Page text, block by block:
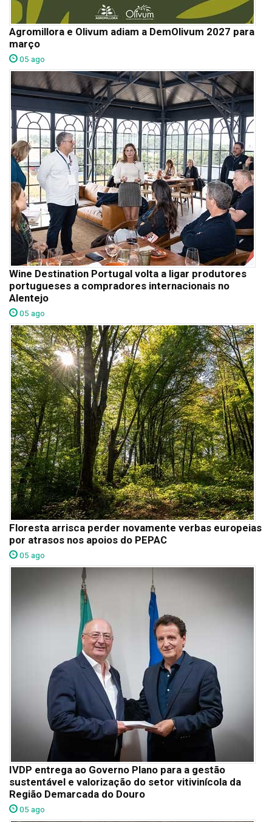
Agromillora e Olivum adiam a DemOlivum 2027 para
março
05 ago
Wine Destination Portugal volta a ligar produtores
portugueses a compradores internacionais no
Alentejo
05 ago
Floresta arrisca perder novamente verbas europeias
por atrasos nos apoios do PEPAC
05 ago
IVDP entrega ao Governo Plano para a gestão
sustentável e valorização do setor vitivinícola da
Região Demarcada do Douro
05 ago